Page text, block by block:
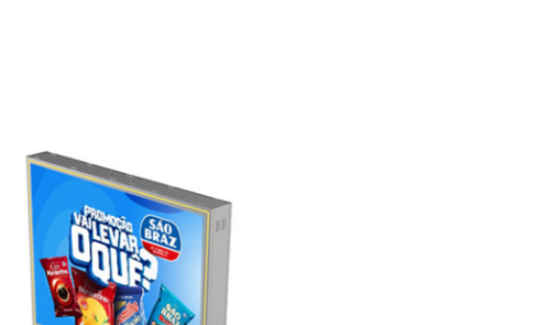
Αφήστε ένα μήνυμα
We bellen je snel terug!